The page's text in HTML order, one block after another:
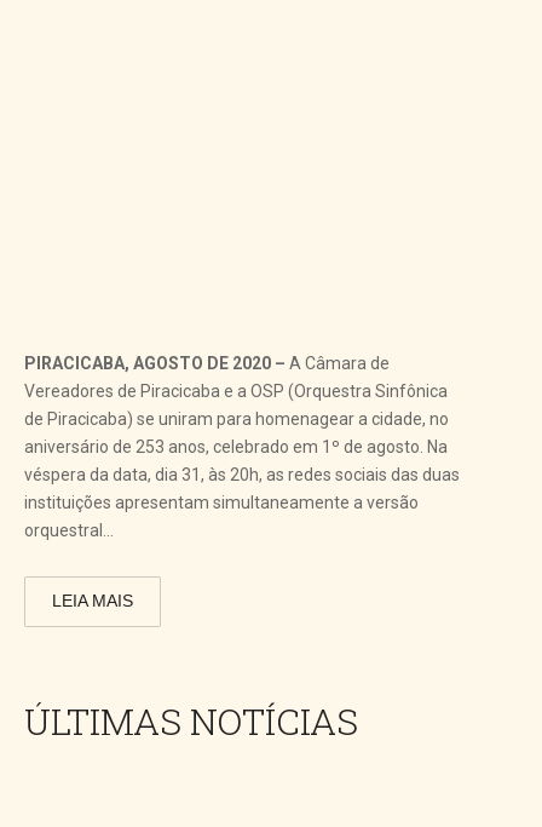
PIRACICABA, AGOSTO DE 2020 – A Câmara de
Vereadores de Piracicaba e a OSP (Orquestra Sinfônica
de Piracicaba) se uniram para homenagear a cidade, no
aniversário de 253 anos, celebrado em 1º de agosto. Na
véspera da data, dia 31, às 20h, as redes sociais das duas
instituições apresentam simultaneamente a versão
orquestral...
LEIA MAIS
ÚLTIMAS NOTÍCIAS